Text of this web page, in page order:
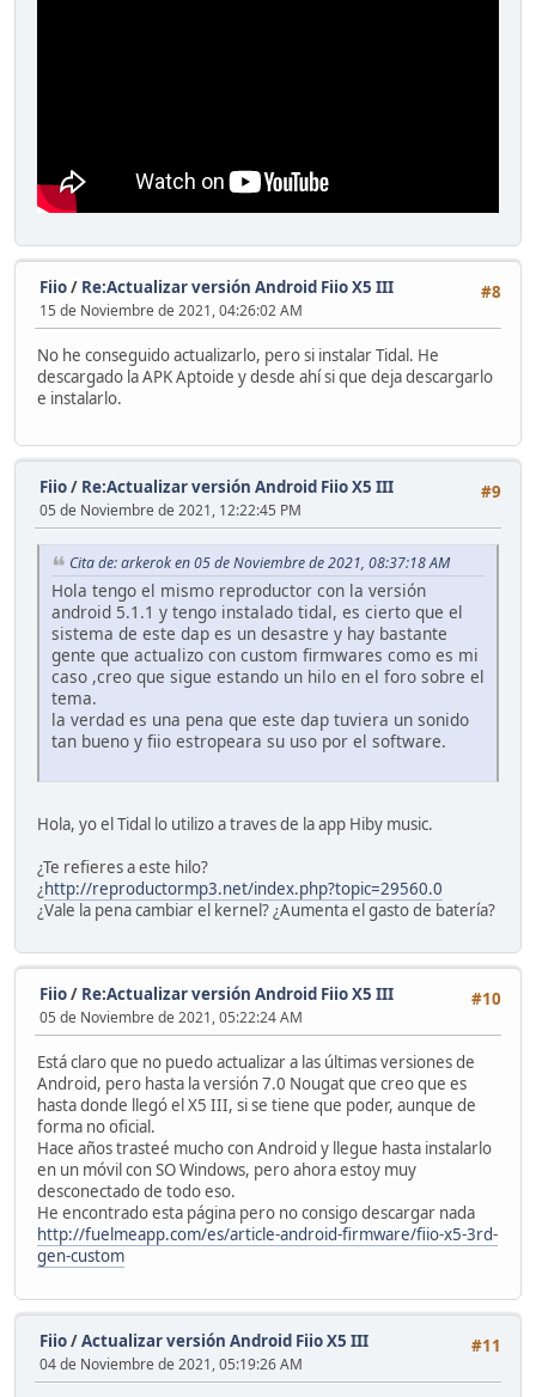
#8
Fiio/ Re:Actualizar versión Android Fiio X5 III
15 de Noviembre de 2021, 04:26:02 AM
No he conseguido actualizarlo, pero si instalar Tidal. He
descargado la APK Aptoide y desde ahí si que deja descargarlo
e instalarlo.
#9
Fiio/ Re:Actualizar versión Android Fiio X5 III
05 de Noviembre de 2021, 12:22:45 PM
Cita de: arkerok en 05 de Noviembre de 2021, 08:37:18 AM
Hola tengo el mismo reproductor con la versión
android 5.1.1 y tengo instalado tidal, es cierto que el
sistema de este dap es un desastre y hay bastante
gente que actualizo con custom firmwares como es mi
caso ,creo que sigue estando un hilo en el foro sobre el
tema.
la verdad es una pena que este dap tuviera un sonido
tan bueno y fiio estropeara su uso por el software.
Hola, yo el Tidal lo utilizo a traves de la app Hiby music.
¿Te refieres a este hilo?
¿http://reproductormp3.net/index.php?topic=29560.0
¿Vale la pena cambiar el kernel? ¿Aumenta el gasto de batería?
#10
Fiio/ Re:Actualizar versión Android Fiio X5 III
05 de Noviembre de 2021, 05:22:24 AM
Está claro que no puedo actualizar a las últimas versiones de
Android, pero hasta la versión 7.0 Nougat que creo que es
hasta donde llegó el X5 III, si se tiene que poder, aunque de
forma no oficial.
Hace años trasteé mucho con Android y llegue hasta instalarlo
en un móvil con SO Windows, pero ahora estoy muy
desconectado de todo eso.
He encontrado esta página pero no consigo descargar nada
http://fuelmeapp.com/es/article-android-firmware/fiio-x5-3rd-
gen-custom
#11
Fiio/Actualizar versión Android Fiio X5 III
04 de Noviembre de 2021, 05:19:26 AM